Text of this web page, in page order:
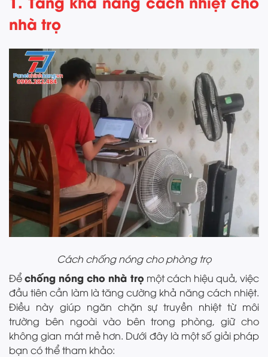
nhà trọ
Cách chống nóng cho phòng trọ
Đểchống nóng cho nhà trọ một cách hiệu quả, việc
đầu tiên cần làm là tăng cường khả năng cách nhiệt.
Điều này giúp ngăn chặn sự truyền nhiệt từ môi
trường bên ngoài vào bên trong phòng, giữ cho
không gian mát mẻ hơn. Dưới đây là một số giải pháp
bạn có thể tham khảo: